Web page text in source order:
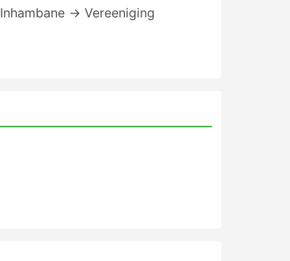
Inhambane → Vereeniging